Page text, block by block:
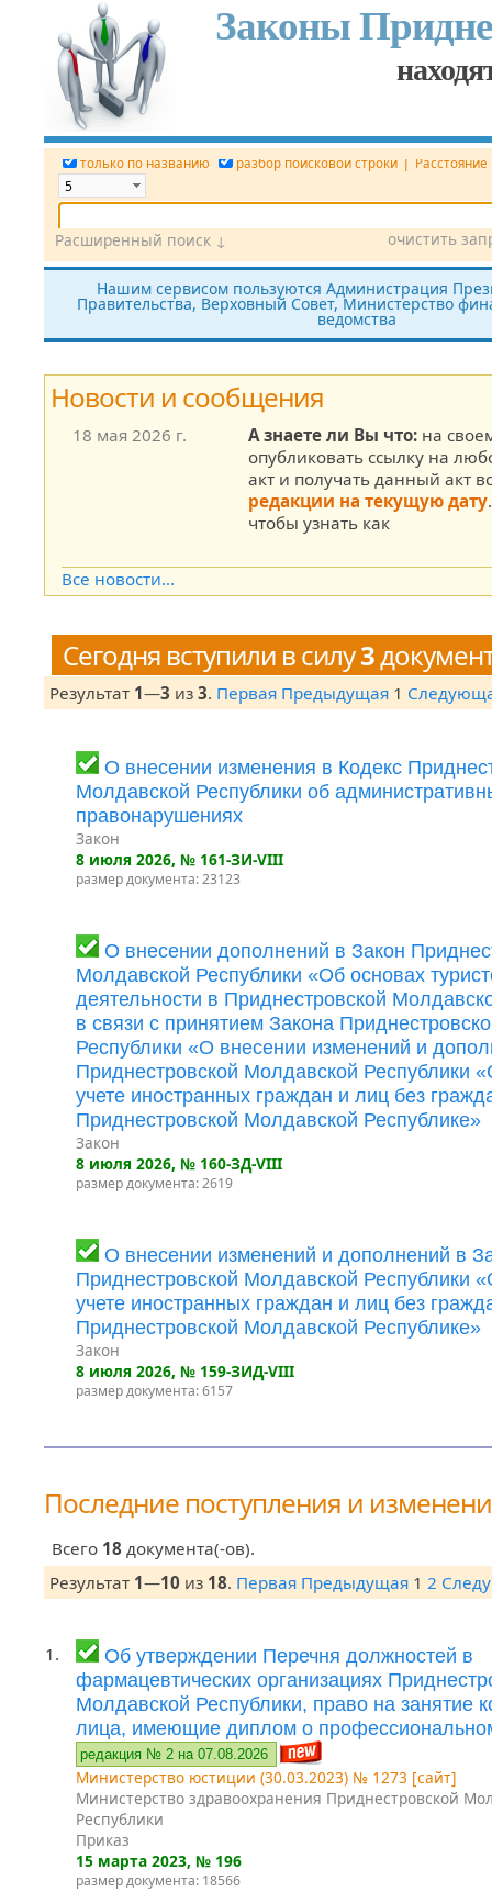
Законы
только по названию разбор поисковой строки |
Номер док. Дата
Принявший орган Источник (САЗ)
все редакции показать утратившие силу без
очистить
Расширенный поиск ↓
Нашим сервисом пользуются Администрация
Правительства, Верховный Совет, Министерство
ведомства
Новости и сообщения
18 мая 2026 г. А знаете ли Вы что: на
опубликовать ссылку на
акт и получать данный акт
редакции на текущую дату
чтобы узнать как
Все новости...
Сегодня вступили в силу3
Результат 1—3 из 3. Первая Предыдущая 1
О внесении изменения в Кодекс
Молдавской Республики об
правонарушениях
Закон
8 июля 2026, № 161-ЗИ-VIII
размер документа: 23123
О внесении дополнений в Закон
Молдавской Республики «Об основах
деятельности в Приднестровской
в связи с принятием Закона
Республики «О внесении изменений и
Приднестровской Молдавской Республики
учете иностранных граждан и лиц без
Приднестровской Молдавской Республике»
Закон
8 июля 2026, № 160-ЗД-VIII
размер документа: 2619
О внесении изменений и дополнений в
Приднестровской Молдавской Республики
учете иностранных граждан и лиц без
Приднестровской Молдавской Республике»
Закон
8 июля 2026, № 159-ЗИД-VIII
размер документа: 6157
Последние поступления и
Всего 18 документа(-ов).
Результат 1—10 из 18. Первая Предыдущая 1 2
1.
Об утверждении Перечня должностей в
фармацевтических организациях
Молдавской Республики, право на занятие
лица, имеющие диплом о
редакция № 2 на 07.08.2026
Министерство юстиции (30.03.2023) № 1273 [сайт]
Министерство здравоохранения Приднестровской
Республики
Приказ
15 марта 2023, № 196
размер документа: 18566